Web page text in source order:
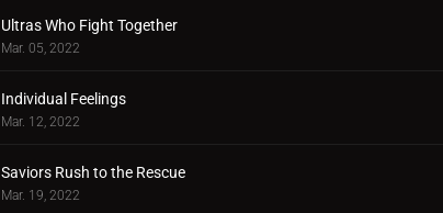
Ultras Who Fight Together
Mar. 05, 2022
Individual Feelings
Mar. 12, 2022
Saviors Rush to the Rescue
Mar. 19, 2022